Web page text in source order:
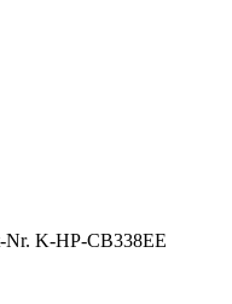
Nr. K-HP-CB338EE